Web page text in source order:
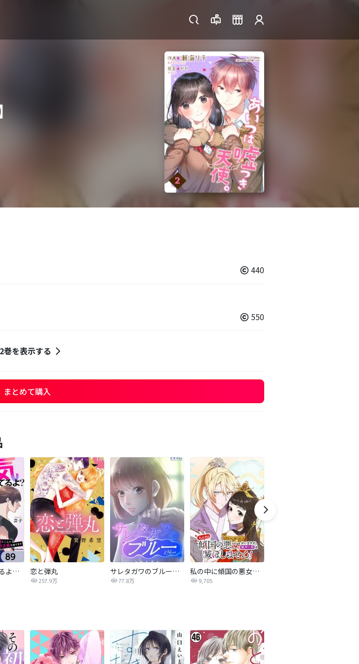
440
550
巻を表示する
まとめて購入
パパ、浮気してるよ？娘と二人でクズ夫を捨てます【分冊版】 恋と弾丸
257.9万
サレタガワのブルー【タテヨミ】
77.8万
私の中に傾国の悪女がいますが、絶対に国は滅ぼしません！【タテヨミ】
9,705